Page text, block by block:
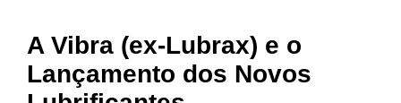
A Vibra (ex-Lubrax) e o
Lançamento dos Novos